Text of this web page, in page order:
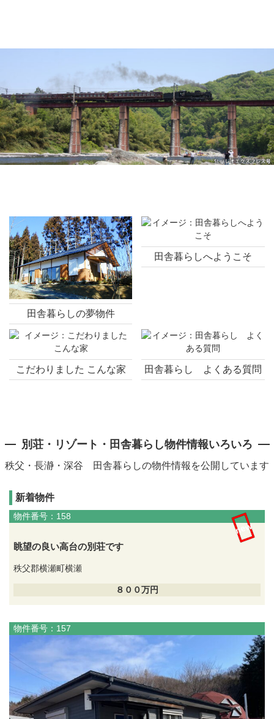
へ
ス
キ
ッ
プ
田舎暮らしの夢物件
田舎暮らしへようこそ
こだわりました こんな家 田舎暮らし よくある質問
別荘・リゾート・田舎暮らし物件情報いろいろ
秩父・長瀞・深谷 田舎暮らしの物件情報を公開しています
新着物件
物件番号：158
眺望の良い高台の別荘です
秩父郡横瀬町横瀬
８００万円
new
物件番号：157